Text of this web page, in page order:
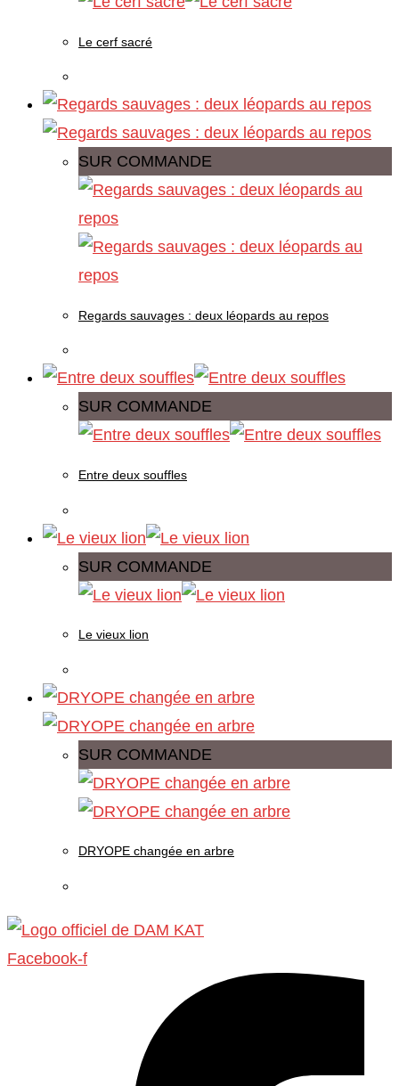
Le cerf sacré
SUR COMMANDE
Regards sauvages : deux léopards au repos
SUR COMMANDE
Entre deux souffles
SUR COMMANDE
Le vieux lion
SUR COMMANDE
DRYOPE changée en arbre
Facebook-f